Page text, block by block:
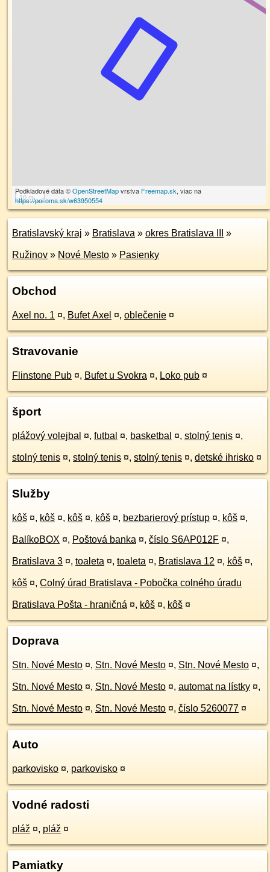
10 m
Podkladové dáta ©OpenStreetMapvrstva Freemap.sk, viac na
https://poi.oma.sk/w63950554
Bratislavský kraj » Bratislava » okres Bratislava III »
Ružinov » Nové Mesto » Pasienky
Obchod
Axel no. 1 ¤, Bufet Axel ¤, oblečenie ¤
Stravovanie
Flinstone Pub ¤, Bufet u Svokra ¤, Loko pub ¤
šport
plážový volejbal ¤, futbal ¤, basketbal ¤, stolný tenis ¤,
stolný tenis ¤, stolný tenis ¤, stolný tenis ¤, detské ihrisko ¤
Služby
kôš ¤, kôš ¤, kôš ¤, kôš ¤, bezbarierový prístup ¤, kôš ¤,
BalíkoBOX ¤, Poštová banka ¤, číslo S6AP012F ¤,
Bratislava 3 ¤, toaleta ¤, toaleta ¤, Bratislava 12 ¤, kôš ¤,
kôš ¤, Colný úrad Bratislava - Pobočka colného úradu
Bratislava Pošta - hraničná ¤, kôš ¤, kôš ¤
Doprava
Stn. Nové Mesto ¤, Stn. Nové Mesto ¤, Stn. Nové Mesto ¤,
Stn. Nové Mesto ¤, Stn. Nové Mesto ¤, automat na lístky ¤,
Stn. Nové Mesto ¤, Stn. Nové Mesto ¤, číslo 5260077 ¤
Auto
parkovisko ¤, parkovisko ¤
Vodné radosti
pláž ¤, pláž ¤
Pamiatky